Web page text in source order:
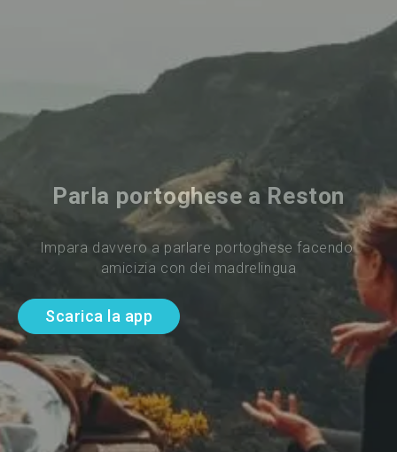
Parla portoghese a Reston
Impara davvero a parlare portoghese facendo
amicizia con dei madrelingua
Scarica la app